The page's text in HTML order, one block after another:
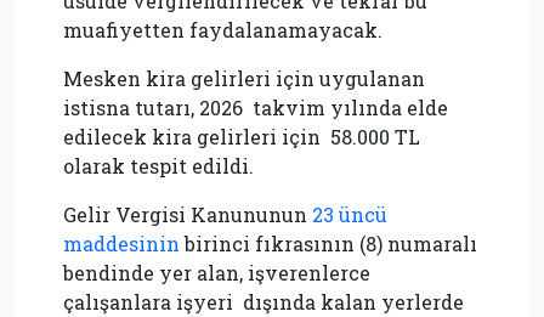
muafiyetten faydalanamayacak.
Mesken kira gelirleri için uygulanan
istisna tutarı, 2026 takvim yılında elde
edilecek kira gelirleri için 58.000 TL
olarak tespit edildi.
Gelir Vergisi Kanununun 23 üncü
maddesininbirinci fıkrasının (8) numaralı
bendinde yer alan, işverenlerce
çalışanlara işyeri dışında kalan yerlerde